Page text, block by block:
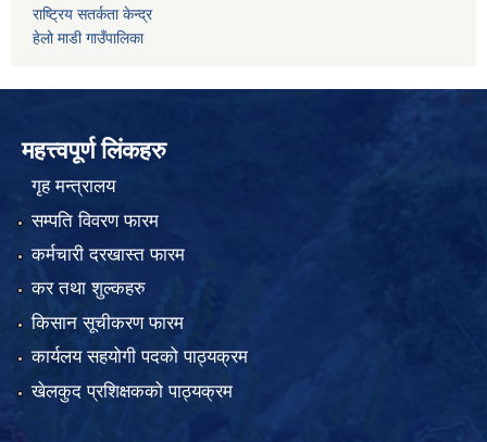
राष्ट्रिय सतर्कता केन्द्र
हेलो माडी गाउँपालिका
महत्त्वपूर्ण लिंकहरु
गृह मन्त्रालय
सम्पति विवरण फारम
कर्मचारी दरखास्त फारम
कर तथा शुल्कहरु
किसान सूचीकरण फारम
कार्यलय सहयोगी पदको पाठ्यक्रम
खेलकुद प्रशिक्षकको पाठ्यक्रम